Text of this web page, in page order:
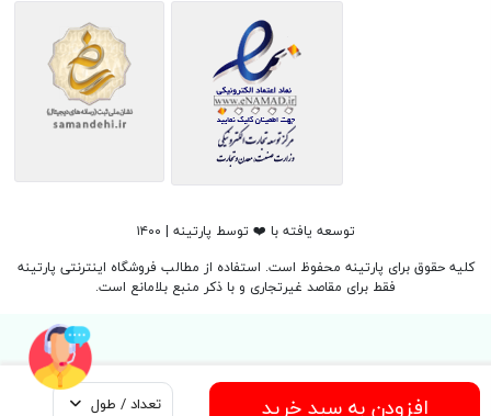
افزودن به سبد خرید تعداد / طول
توسعه یافته با ❤️ توسط پارتینه | ۱۴۰۰
کلیه حقوق برای پارتینه محفوظ است. استفاده از مطالب فروشگاه اینترنتی پارتینه
فقط برای مقاصد غیرتجاری و با ذکر منبع بلامانع است.